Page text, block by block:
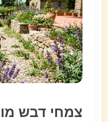
צמחי דבש